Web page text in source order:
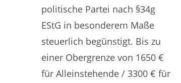
politische Partei nach §34g
EStG in besonderem Maße
steuerlich begünstigt. Bis zu
einer Obergrenze von 1650 €
für Alleinstehende / 3300 € für